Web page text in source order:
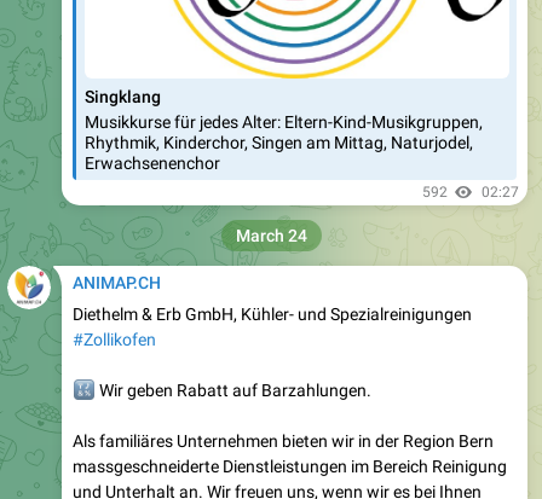
Singklang
Musikkurse für jedes Alter: Eltern-Kind-Musikgruppen,
Rhythmik, Kinderchor, Singen am Mittag, Naturjodel,
Erwachsenenchor
592 02:27
ANIMAP.CH
Diethelm & Erb GmbH, Kühler- und Spezialreinigungen
#Zollikofen
Wir geben Rabatt auf Barzahlungen.
Als familiäres Unternehmen bieten wir in der Region Bern
massgeschneiderte Dienstleistungen im Bereich Reinigung
und Unterhalt an. Wir freuen uns, wenn wir es bei Ihnen
March 24